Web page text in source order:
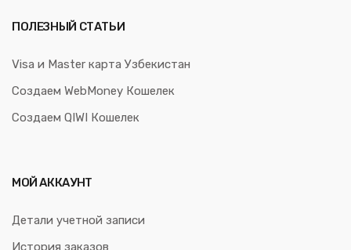
ПОЛЕЗНЫЙ СТАТЬИ
Visa и Master карта Узбекистан
Создаем WebMoney Кошелек
Создаем QIWI Кошелек
МОЙ АККАУНТ
Детали учетной записи
История заказов